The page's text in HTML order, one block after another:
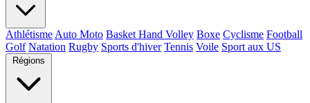
Athlétisme Auto Moto Basket Hand Volley Boxe Cyclisme Football
Golf Natation Rugby Sports d'hiver Tennis Voile Sport aux US
Régions